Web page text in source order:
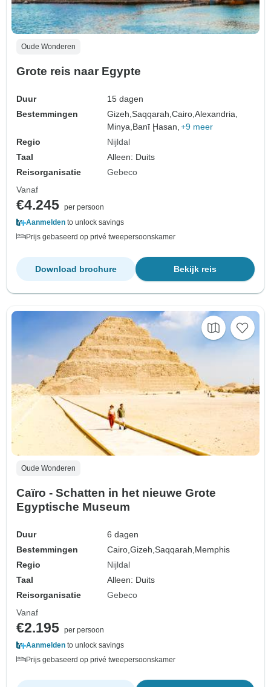
Oude Wonderen
Grote reis naar Egypte
Duur
15 dagen
Bestemmingen
Gizeh,Saqqarah,Cairo,Alexandria,
Minya,Banī Ḩasan, +9 meer
Regio
Nijldal
Taal
Alleen: Duits
Reisorganisatie
Gebeco
Vanaf
€4.245 per persoon
Aanmelden to unlock savings
Prijs gebaseerd op privé tweepersoonskamer
Bekijk reis
Download brochure
Oude Wonderen
Caïro - Schatten in het nieuwe Grote
Egyptische Museum
Duur
6 dagen
Bestemmingen
Cairo,Gizeh,Saqqarah,Memphis
Regio
Nijldal
Taal
Alleen: Duits
Reisorganisatie
Gebeco
Vanaf
€2.195 per persoon
Aanmelden to unlock savings
Prijs gebaseerd op privé tweepersoonskamer